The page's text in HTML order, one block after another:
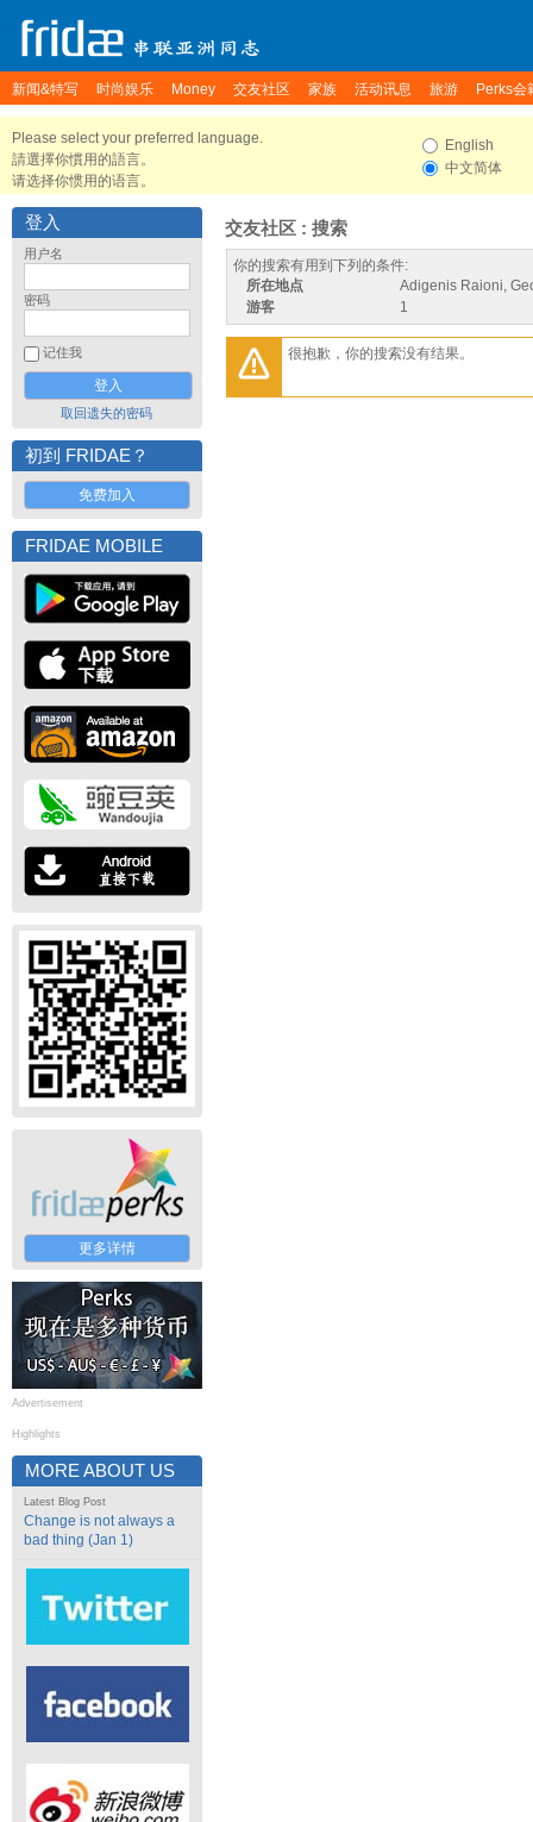
新闻&特写 时尚娱乐 Money 交友社区 家族 活动讯息 旅游 Perks会
Please select your preferred language.
請選擇你慣用的語言。
请选择你惯用的语言。
English
中文简体
登入
用户名
密码
记住我
取回遗失的密码
初到 FRIDAE？
免费加入
FRIDAE MOBILE
更多详情
Advertisement
Highlights
MORE ABOUT US
Latest Blog Post
Change is not always a
bad thing (Jan 1)
交友社区 : 搜索
你的搜索有用到下列的条件:
所在地点
Adigenis Raioni,
游客
1
很抱歉，你的搜索没有结果。